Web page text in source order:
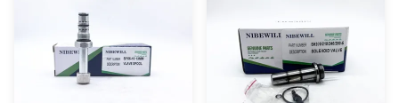
PART NUMBER R55 R150VS
R150-5 Application R55
R150VS R150-5 Quality Good
quality and normal quality ...
SY75 SY135 Application
SY55 SY60 SY75 SY135
Quality Good quality and ...